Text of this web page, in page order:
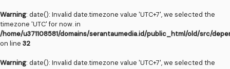
Warning: date(): Invalid date.timezone value 'UTC+7', we selected the
timezone 'UTC' for now. in
/home/u371108581/domains/serantaumedia.id/public_html/old/src/
on line 32
Warning: date(): Invalid date.timezone value 'UTC+7', we selected the